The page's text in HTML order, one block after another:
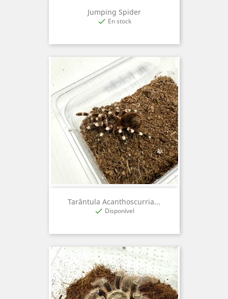
Jumping Spider
 En stock
Tarântula Acanthoscurria...
 Disponível